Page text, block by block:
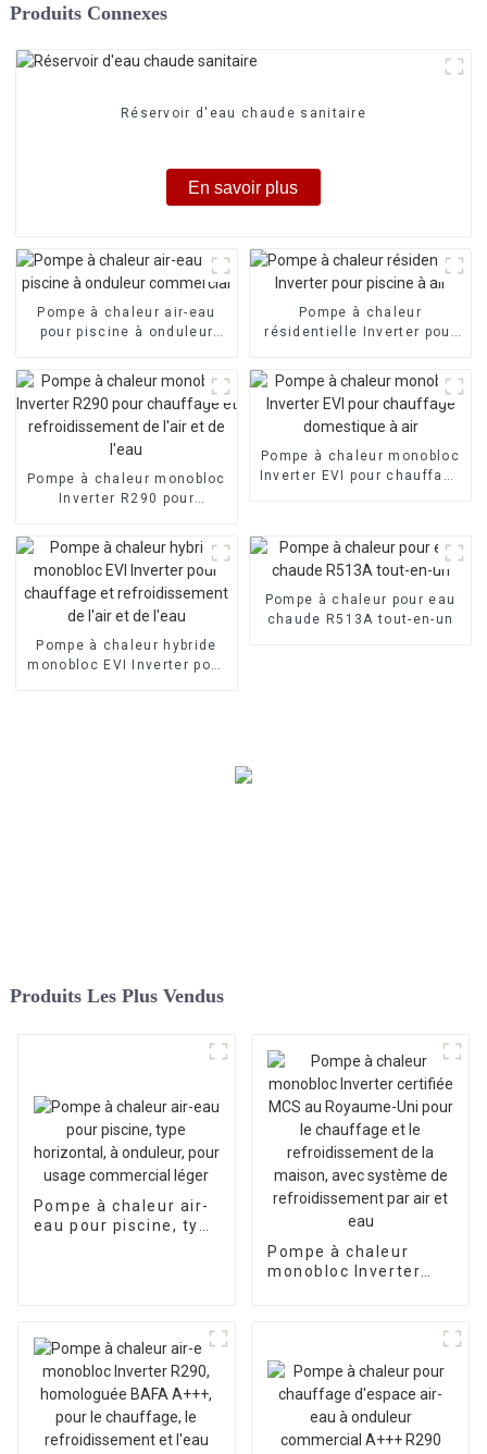
Produits Connexes
Réservoir d'eau chaude sanitaire
En savoir plus
Pompe à chaleur air-eau
pour piscine à onduleur
Pompe à chaleur
résidentielle Inverter pour
Pompe à chaleur monobloc
Inverter R290 pour
refroidissement de l'air et
de l'eau
Pompe à chaleur monobloc
Inverter EVI pour chauffage
Pompe à chaleur hybride
monobloc EVI Inverter pour
Pompe à chaleur pour eau
chaude R513A tout-en-un
Produits Les Plus Vendus
Pompe à chaleur air-
eau pour piscine, type
Pompe à chaleur
monobloc Inverter
refroidissement de la
maison, avec
système de
refroidissement par
air et eau